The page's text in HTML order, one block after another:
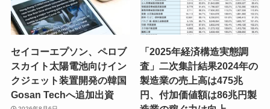
セイコーエプソン、ペロブ
スカイト太陽電池向けイン
クジェット装置開発の韓国
Gosan Techへ追加出資
「2025年経済構造実態調
査」二次集計結果2024年の
製造業の売上高は475兆
円、付加価値額は86兆円製